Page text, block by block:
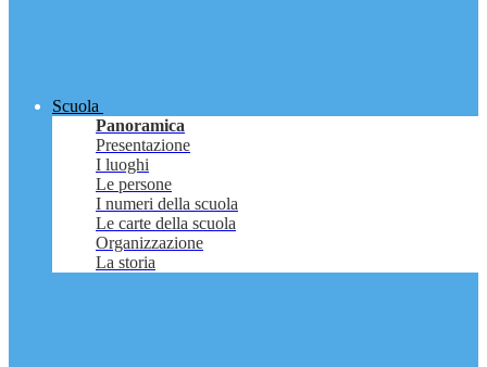
Scuola
Panoramica
Presentazione
I luoghi
Le persone
I numeri della scuola
Le carte della scuola
Organizzazione
La storia